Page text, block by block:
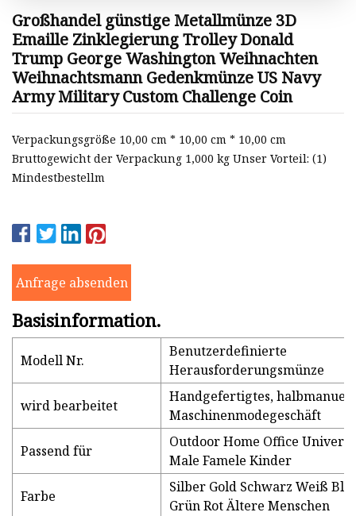
Großhandel günstige Metallmünze 3D
Emaille Zinklegierung Trolley Donald
Trump George Washington Weihnachten
Weihnachtsmann Gedenkmünze US Navy
Army Military Custom Challenge Coin
Verpackungsgröße 10,00 cm * 10,00 cm * 10,00 cm
Bruttogewicht der Verpackung 1,000 kg Unser Vorteil: (1)
Mindestbestellm
Anfrage absenden
Basisinformation.
Modell Nr.
Benutzerdefinierte
Herausforderungsmünze
wird bearbeitet
Handgefertigtes,
Maschinenmodegeschäft
Passend für
Outdoor Home Office
Male Famele Kinder
Farbe
Silber Gold Schwarz Weiß
Grün Rot Ältere Menschen